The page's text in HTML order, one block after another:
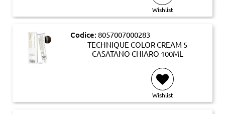
Wishlist
Codice: 8057007000283
TECHNIQUE COLOR CREAM 5
CASATANO CHIARO 100ML
Wishlist